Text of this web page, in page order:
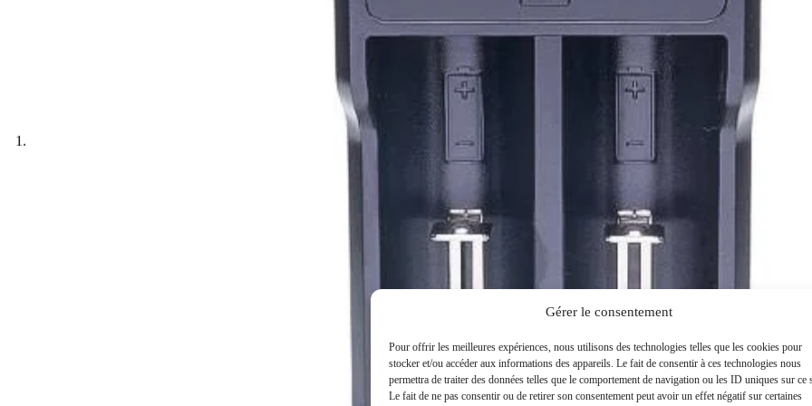
Gérer le consentement
Pour offrir les meilleures expériences, nous utilisons des technologies telles que les cookies pour
stocker et/ou accéder aux informations des appareils. Le fait de consentir à ces technologies nous
permettra de traiter des données telles que le comportement de navigation ou les ID uniques sur ce
Le fait de ne pas consentir ou de retirer son consentement peut avoir un effet négatif sur certaines